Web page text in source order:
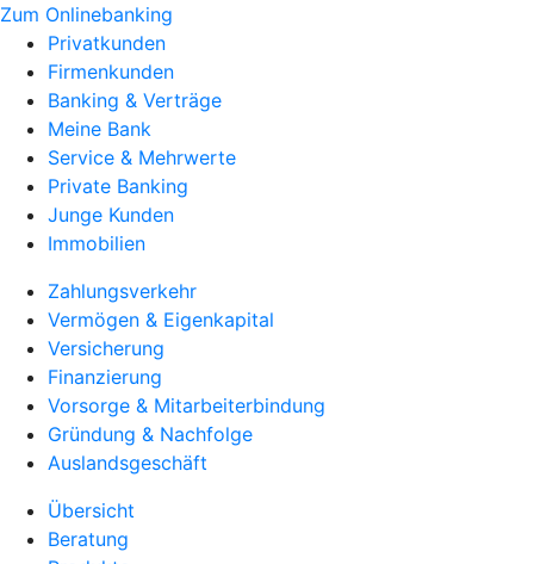
Zum Onlinebanking
Privatkunden
Firmenkunden
Banking & Verträge
Meine Bank
Service & Mehrwerte
Private Banking
Junge Kunden
Immobilien
Zahlungsverkehr
Vermögen & Eigenkapital
Versicherung
Finanzierung
Vorsorge & Mitarbeiterbindung
Gründung & Nachfolge
Auslandsgeschäft
Übersicht
Beratung